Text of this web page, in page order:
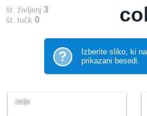
št. življenj 3
št. točk 0 col
?
Izberite sliko, ki
prikazani besedi.
zelje